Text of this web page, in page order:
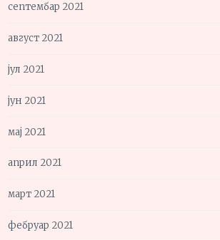
септембар 2021
август 2021
јул 2021
јун 2021
мај 2021
април 2021
март 2021
фебруар 2021